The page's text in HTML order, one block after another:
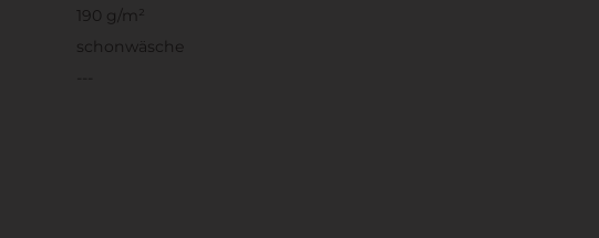
190 g/m²
schonwäsche